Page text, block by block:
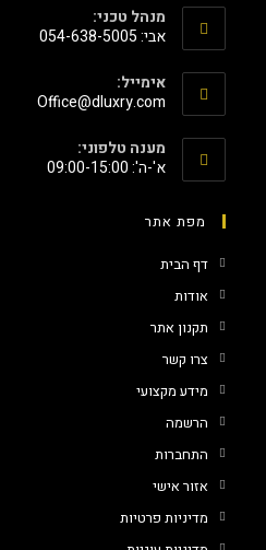
מנהל טכני:
אבי: 054-638-5005
אימייל:
‫Office@dluxry.com‬
מענה טלפוני:
א'-ה': 09:00-15:00
מפת אתר
דף הבית
אודות
תקנון אתר
צרו קשר
מידע מקצועי
הרשמה
התחברות
אזור אישי
מדיניות פרטיות